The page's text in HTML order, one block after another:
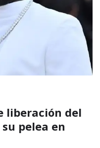
liberación del
pelea en